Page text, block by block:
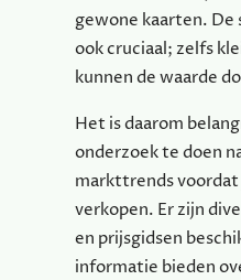
gewone kaarten. De
ook cruciaal; zelfs
kunnen de waarde
Het is daarom
onderzoek te doen
markttrends
verkopen. Er zijn
en prijsgidsen
informatie bieden